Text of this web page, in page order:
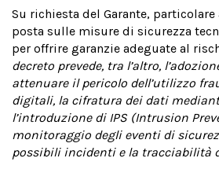
Su richiesta del Garante, particolare
posta sulle misure di sicurezza
per offrire garanzie adeguate al
decreto prevede, tra l’altro,
attenuare il pericolo dell’utilizzo
digitali, la cifratura dei dati
l’introduzione di IPS (Intrusion
monitoraggio degli eventi di
possibili incidenti e la tracciabilità